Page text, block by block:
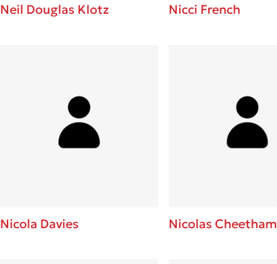
Neil Douglas Klotz Nicci French
Nicola Davies Nicolas Cheetham